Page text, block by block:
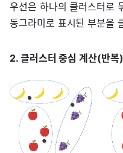
우선은 하나의 클러스터로
동그라미로 표시된 부분을
2. 클러스터 중심 계산(반복)